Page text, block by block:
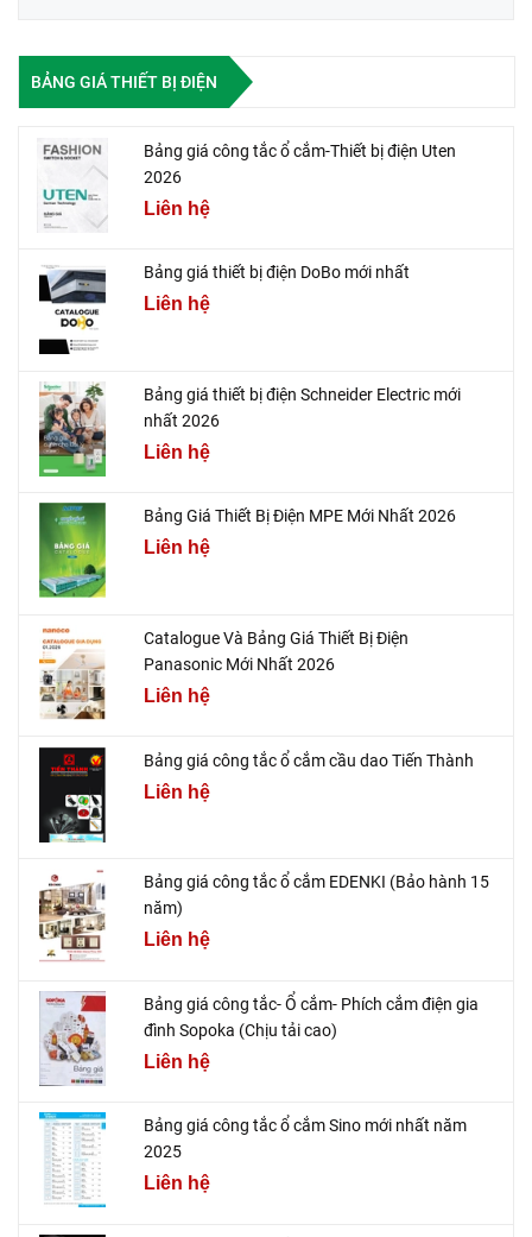
BẢNG GIÁ THIẾT BỊ ĐIỆN
Bảng giá công tắc ổ cắm-Thiết bị điện Uten
2026
Liên hệ
Bảng giá thiết bị điện DoBo mới nhất
Liên hệ
Bảng giá thiết bị điện Schneider Electric mới
nhất 2026
Liên hệ
Bảng Giá Thiết Bị Điện MPE Mới Nhất 2026
Liên hệ
Catalogue Và Bảng Giá Thiết Bị Điện
Panasonic Mới Nhất 2026
Liên hệ
Bảng giá công tắc ổ cắm cầu dao Tiến Thành
Liên hệ
Bảng giá công tắc ổ cắm EDENKI (Bảo hành 15
năm)
Liên hệ
Bảng giá công tắc- Ổ cắm- Phích cắm điện gia
đình Sopoka (Chịu tải cao)
Liên hệ
Bảng giá công tắc ổ cắm Sino mới nhất năm
2025
Liên hệ